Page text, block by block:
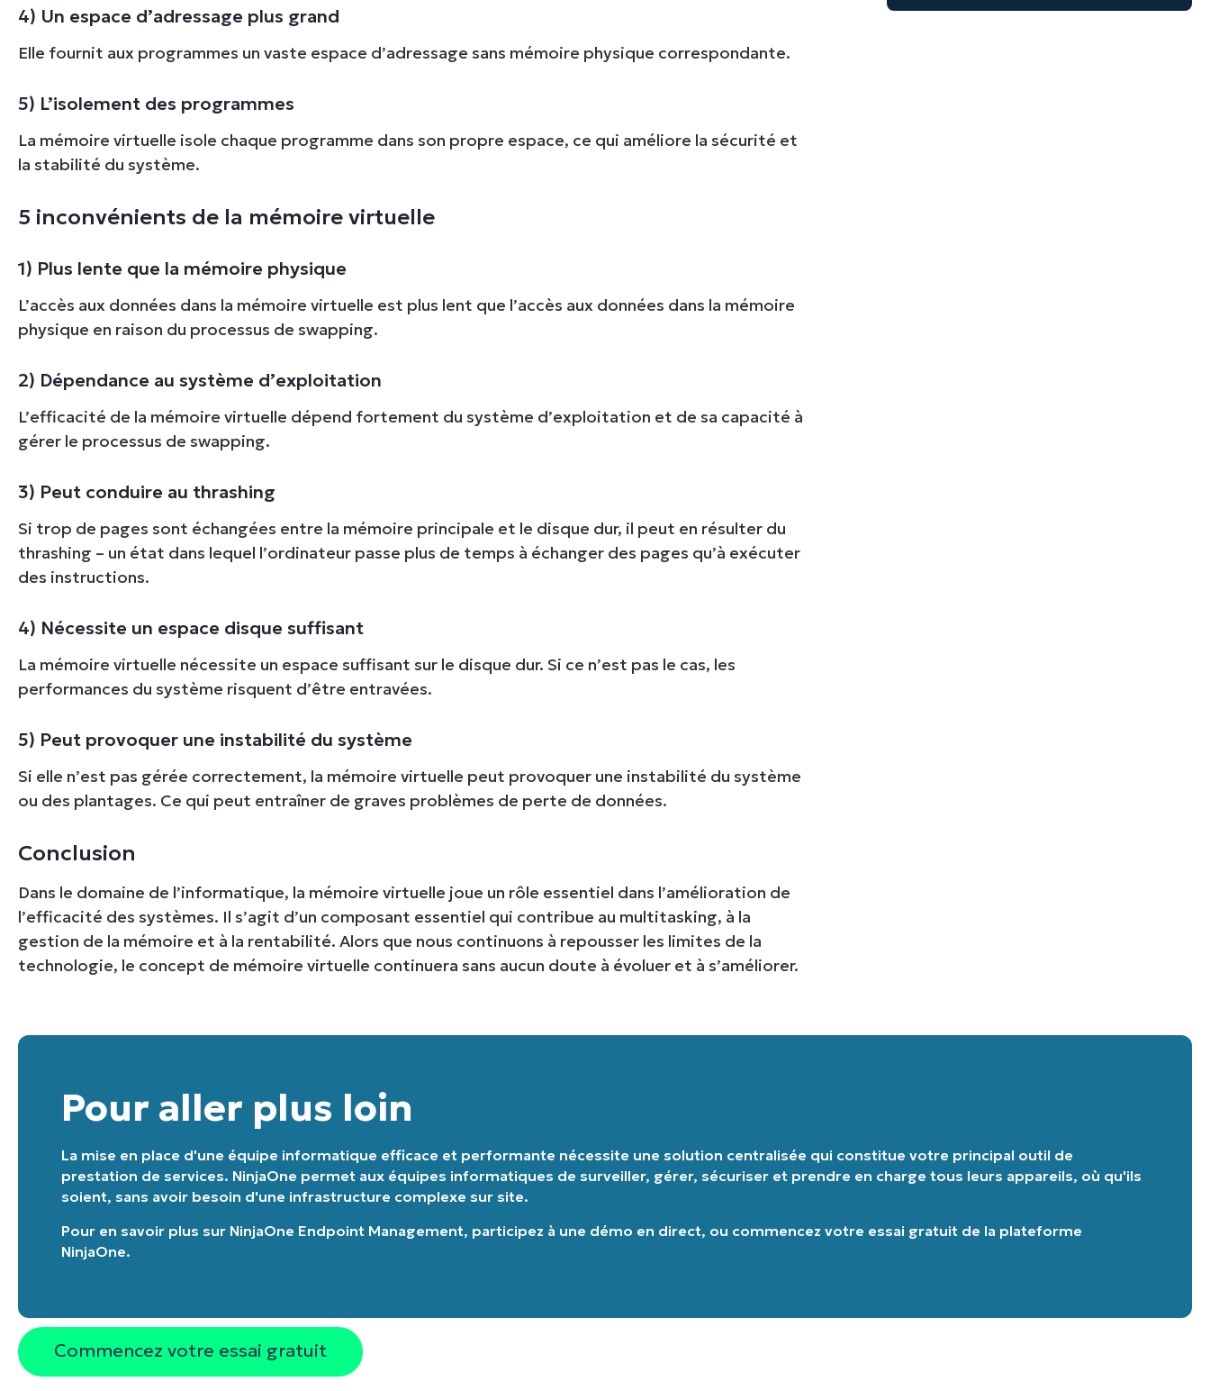
4) Un espace d’adressage plus grand
Elle fournit aux programmes un vaste espace d’adressage sans mémoire physique correspondante.
5) L’isolement des programmes
La mémoire virtuelle isole chaque programme dans son propre espace, ce qui améliore la sécurité et
la stabilité du système.
5 inconvénients de la mémoire virtuelle
1) Plus lente que la mémoire physique
L’accès aux données dans la mémoire virtuelle est plus lent que l’accès aux données dans la mémoire
physique en raison du processus de swapping.
2) Dépendance au système d’exploitation
L’efficacité de la mémoire virtuelle dépend fortement du système d’exploitation et de sa capacité à
gérer le processus de swapping.
3) Peut conduire au thrashing
Si trop de pages sont échangées entre la mémoire principale et le disque dur, il peut en résulter du
thrashing – un état dans lequel l’ordinateur passe plus de temps à échanger des pages qu’à exécuter
des instructions.
4) Nécessite un espace disque suffisant
La mémoire virtuelle nécessite un espace suffisant sur le disque dur. Si ce n’est pas le cas, les
performances du système risquent d’être entravées.
5) Peut provoquer une instabilité du système
Si elle n’est pas gérée correctement, la mémoire virtuelle peut provoquer une instabilité du système
ou des plantages. Ce qui peut entraîner de graves problèmes de perte de données.
Conclusion
Dans le domaine de l’informatique, la mémoire virtuelle joue un rôle essentiel dans l’amélioration de
l’efficacité des systèmes. Il s’agit d’un composant essentiel qui contribue au multitasking, à la
gestion de la mémoire et à la rentabilité. Alors que nous continuons à repousser les limites de la
technologie, le concept de mémoire virtuelle continuera sans aucun doute à évoluer et à s’améliorer.
Pour aller plus loin
La mise en place d'une équipe informatique efficace et performante nécessite une solution centralisée qui constitue votre principal outil de
prestation de services. NinjaOne permet aux équipes informatiques de surveiller, gérer, sécuriser et prendre en charge tous leurs appareils, où qu'ils
soient, sans avoir besoin d'une infrastructure complexe sur site.
Pour en savoir plus sur NinjaOne Endpoint Management, participez à une démo en direct, ou commencez votre essai gratuit de la plateforme
NinjaOne.
Commencez votre essai gratuit
Pas de carte de crédit requise, accès complet à toutes les fonctionnalités.
et